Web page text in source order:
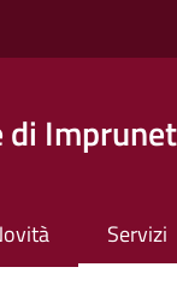
di
Servizi